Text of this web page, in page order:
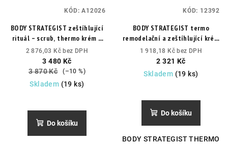
BODY STRATEGIST zeštíhlující
rituál – scrub, thermo krém a
kofeinové ampule
2 876,03 Kč bez DPH
3 480 Kč
3 870 Kč
(–10 %)
Skladem (19 ks)
Do košíku
KÓD:A12026
BODY STRATEGIST termo
remodelační a zeštíhlující krém
MAXI Odstraňování
přebytečného tuku, léčba
nedokonalostí tukové a
lokalizované celulitidy
1 918,18 Kč bez DPH
2 321 Kč
Skladem (19 ks)
Do košíku
BODY STRATEGIST THERMO
KÓD: 12392